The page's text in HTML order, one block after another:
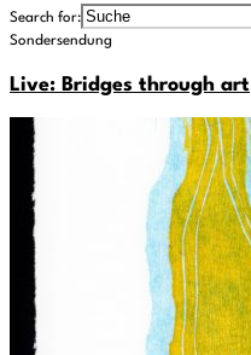
Search for:
Sondersendung
Live: Bridges through art